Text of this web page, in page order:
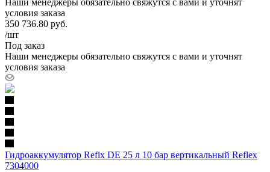
условия заказа
350 736.80 руб.
/шт
Под заказ
Наши менеджеры обязательно свяжутся с вами и уточнят
условия заказа
Гидроаккумулятор Refix DE 25 л 10 бар вертикальный Reflex
7304000